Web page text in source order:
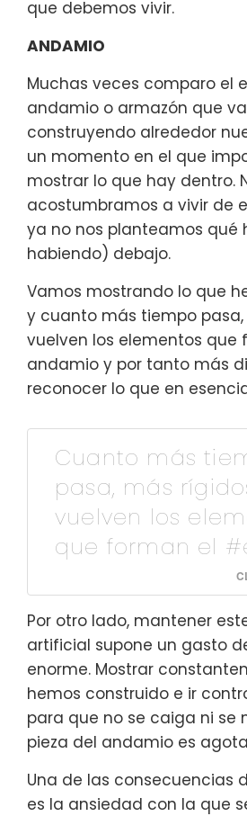
que debemos vivir.
ANDAMIO
Muchas veces comparo el
andamio o armazón que
construyendo alrededor
un momento en el que
mostrar lo que hay dentro.
acostumbramos a vivir de
ya no nos planteamos qué
habiendo) debajo.
Vamos mostrando lo que
y cuanto más tiempo
vuelven los elementos que
andamio y por tanto más
reconocer lo que en
Cuanto más
pasa, más
vuelven los
que forman el
Por otro lado, mantener
artificial supone un gasto
enorme. Mostrar
hemos construido e ir
para que no se caiga ni se
pieza del andamio es
Una de las consecuencias
es la ansiedad con la que